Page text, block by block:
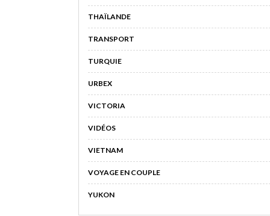
THAÏLANDE
TRANSPORT
TURQUIE
URBEX
VICTORIA
VIDÉOS
VIETNAM
VOYAGE EN COUPLE
YUKON